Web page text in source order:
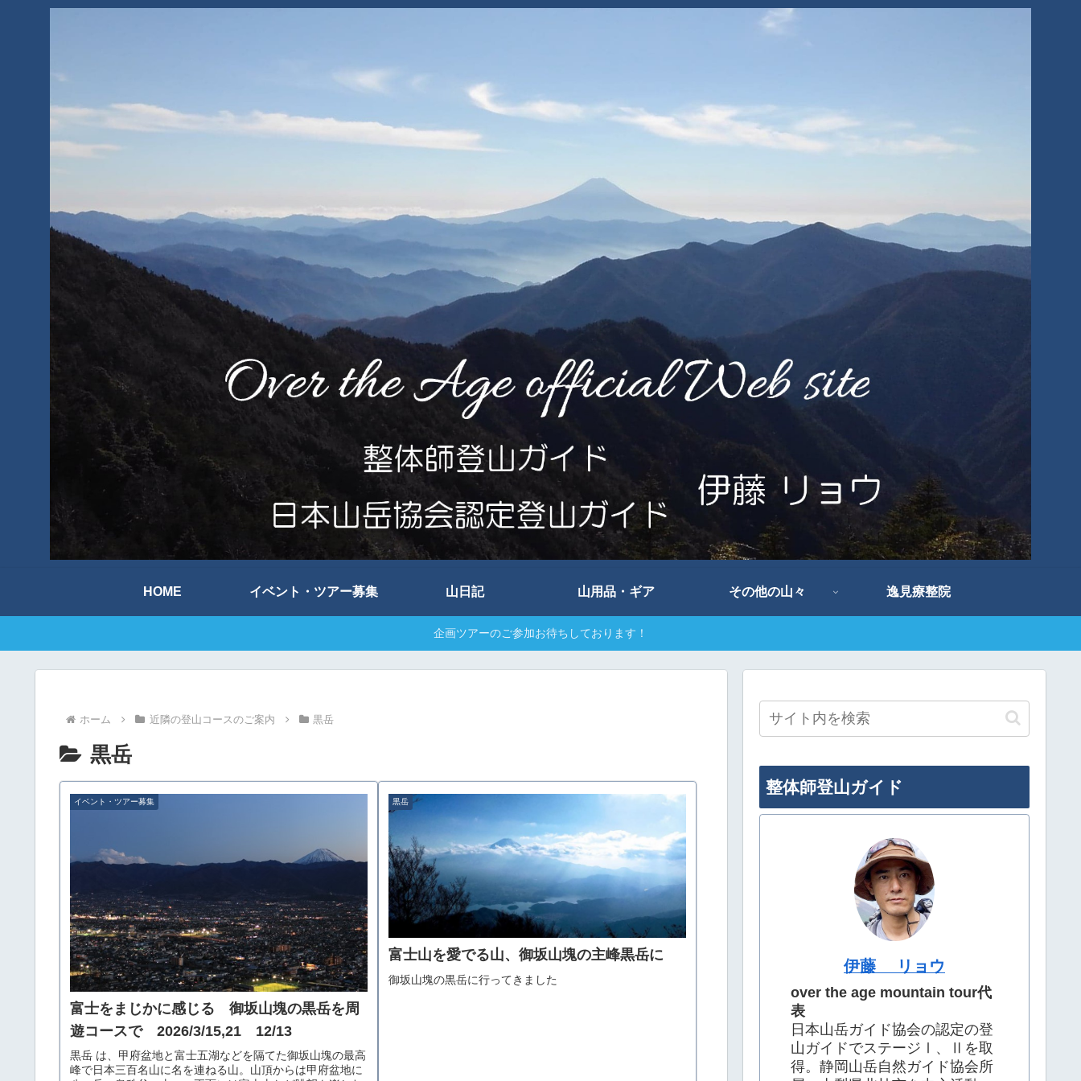
HOME イベント・ツアー募集 山日記 山用品・ギア その他の山々 逸見療整院
企画ツアーのご参加お待ちしております！
ホーム 近隣の登山コースのご案内 黒岳
黒岳
イベント・ツアー募集
富士をまじかに感じる 御坂山塊の黒岳を周
遊コースで 2026/3/15,21 12/13
黒岳 は、甲府盆地と富士五湖などを隔てた御坂山塊の最高
峰で日本三百名山に名を連ねる山。山頂からは甲府盆地に
黒岳
富士山を愛でる山、御坂山塊の主峰黒岳に
御坂山塊の黒岳に行ってきました
整体師登山ガイド
伊藤 リョウ
over the age mountain tour代
表
日本山岳ガイド協会の認定の登
山ガイドでステージⅠ、Ⅱを取
得。静岡山岳自然ガイド協会所